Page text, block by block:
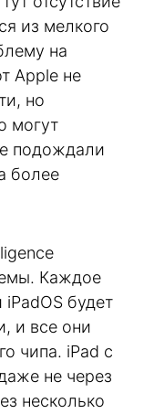
из мелкого
на
Apple не
но
могут
подождали
более
Каждое
будет
и все они
чипа. iPad с
не через
несколько